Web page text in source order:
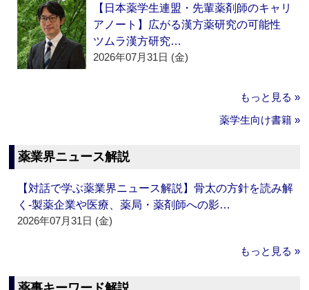
【日本薬学生連盟・先輩薬剤師のキャリ
アノート】広がる漢方薬研究の可能性
ツムラ漢方研究…
2026年07月31日 (金)
もっと見る »
薬学生向け書籍 »
薬業界ニュース解説
【対話で学ぶ薬業界ニュース解説】骨太の方針を読み解
く‐製薬企業や医療、薬局・薬剤師への影…
2026年07月31日 (金)
もっと見る »